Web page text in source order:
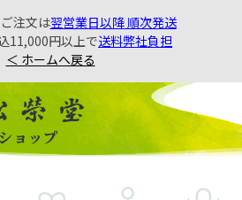
注文は翌営業日以降 順次発送
11,000円以上で送料弊社負担
＜ ホームへ戻る